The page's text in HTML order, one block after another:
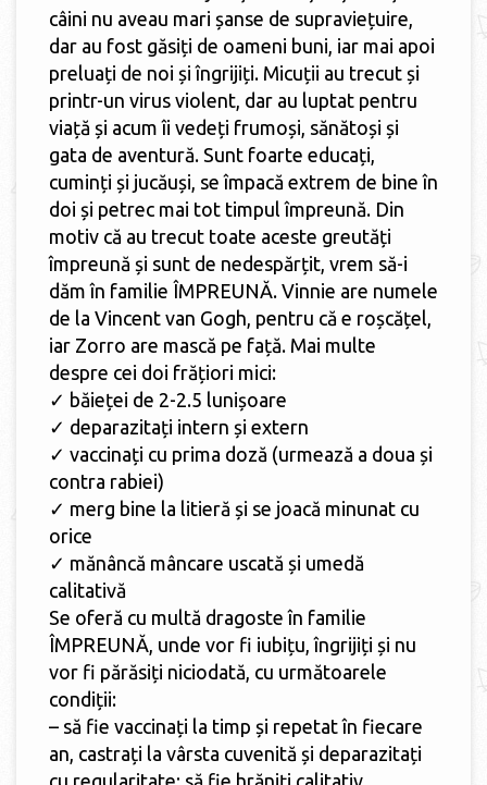
câini nu aveau mari șanse de supraviețuire,
dar au fost găsiți de oameni buni, iar mai apoi
preluați de noi și îngrijiți. Micuții au trecut și
printr-un virus violent, dar au luptat pentru
viață și acum îi vedeți frumoși, sănătoși și
gata de aventură. Sunt foarte educați,
cuminți și jucăuși, se împacă extrem de bine în
doi și petrec mai tot timpul împreună. Din
motiv că au trecut toate aceste greutăți
împreună și sunt de nedespărțit, vrem să-i
dăm în familie ÎMPREUNĂ. Vinnie are numele
de la Vincent van Gogh, pentru că e roșcățel,
iar Zorro are mască pe față. Mai multe
despre cei doi frățiori mici:
✓ băieței de 2-2.5 lunișoare
✓ deparazitați intern și extern
✓ vaccinați cu prima doză (urmează a doua și
contra rabiei)
✓ merg bine la litieră și se joacă minunat cu
orice
✓ mănâncă mâncare uscată și umedă
calitativă
Se oferă cu multă dragoste în familie
ÎMPREUNĂ, unde vor fi iubițu, îngrijiți și nu
vor fi părăsiți niciodată, cu următoarele
condiții:
– să fie vaccinați la timp și repetat în fiecare
an, castrați la vârsta cuvenită și deparazitați
cu regularitate; să fie hrăniți calitativ